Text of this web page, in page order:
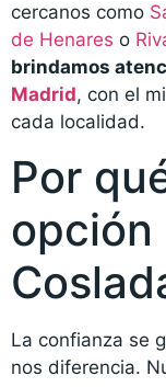
cercanos como
de Henares o
brindamos
Madrid, con el
cada localidad.
Por
opción
La confianza se
nos diferencia.